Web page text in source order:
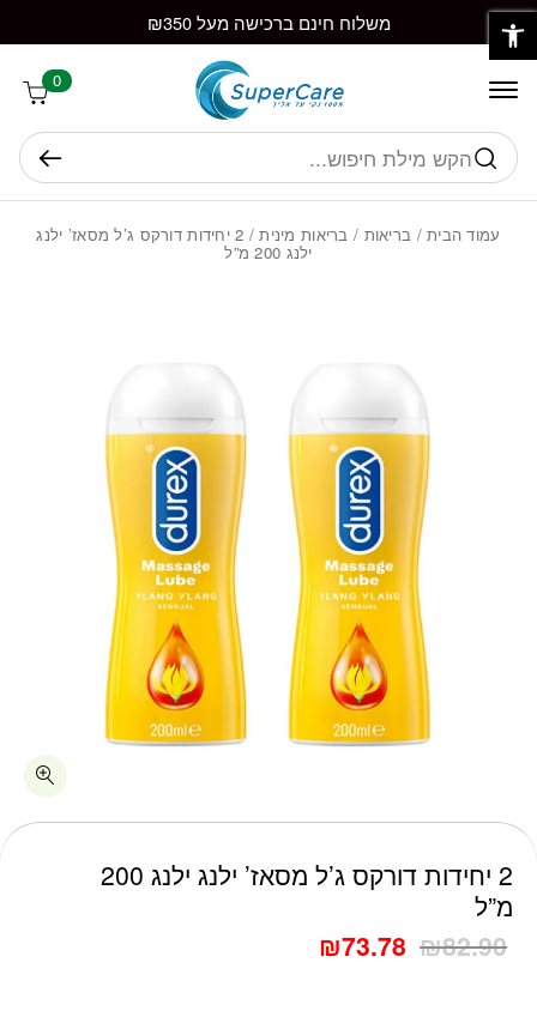
Skip to Content משלוח חינם ברכישה מעל ₪350
0
חיפוש
עמוד הבית/ בריאות / בריאות מינית / 2 יחידות דורקס ג’ל מסאז’ ילנג
ילנג 200 מ”ל
2 יחידות דורקס ג’ל מסאז’ ילנג ילנג 200
מ”ל
₪82.90
₪73.78
כמות 2 יחידות דורקס ג'ל מסאז' ילנג ילנג 200 מ"ל
בחזרה למעלה
פתח סרגל נגישות